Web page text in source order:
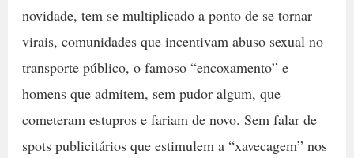
novidade, tem se multiplicado a ponto de se tornar
virais, comunidades que incentivam abuso sexual no
transporte público, o famoso “encoxamento” e
homens que admitem, sem pudor algum, que
cometeram estupros e fariam de novo. Sem falar de
spots publicitários que estimulem a “xavecagem” nos